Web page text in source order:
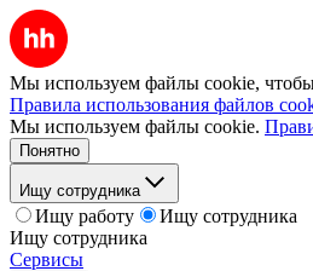
Мы используем файлы cookie, чтобы
Правила использования файлов
Мы используем файлы cookie.
Понятно
Ищу сотрудника
Ищу работу
Ищу сотрудника
Ищу сотрудника
Сервисы